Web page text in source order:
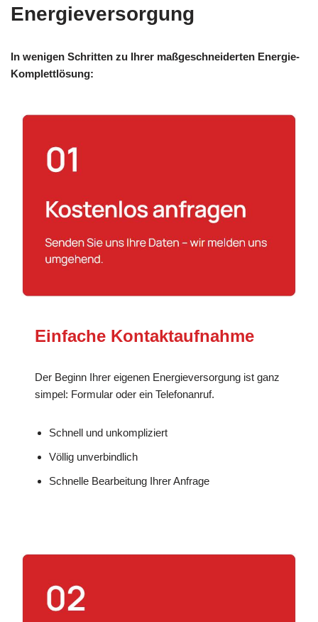
Energieversorgung
In wenigen Schritten zu Ihrer maßgeschneiderten Energie-
Komplettlösung:
Einfache Kontaktaufnahme
Der Beginn Ihrer eigenen Energieversorgung ist ganz
simpel: Formular oder ein Telefonanruf.
Schnell und unkompliziert
Völlig unverbindlich
Schnelle Bearbeitung Ihrer Anfrage